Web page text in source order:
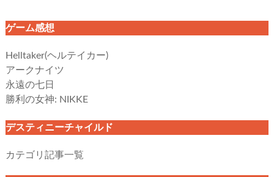
ゲーム感想
Helltaker(ヘルテイカー)
アークナイツ
永遠の七日
勝利の女神: NIKKE
デスティニーチャイルド
カテゴリ記事一覧